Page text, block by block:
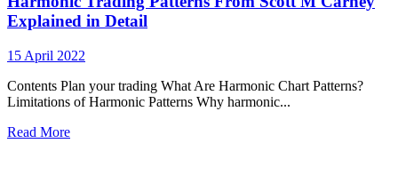
Explained in Detail
15 April 2022
Contents Plan your trading What Are Harmonic Chart Patterns?
Limitations of Harmonic Patterns Why harmonic...
Read More